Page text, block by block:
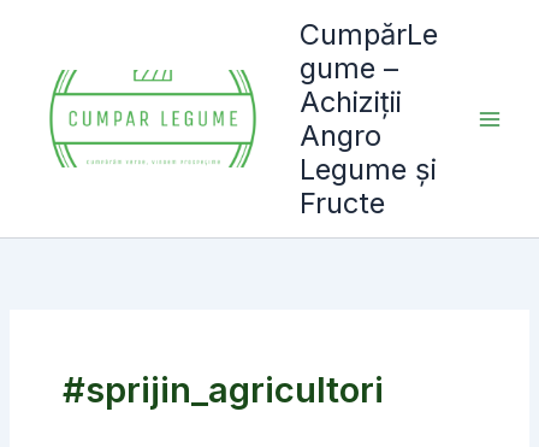
content
CumpărLe
gume –
Achiziții
Angro
Legume și
Fructe
#sprijin_agricultori